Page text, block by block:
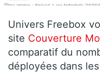
Univers Freebox
site Couverture
comparatif du
déployées dans